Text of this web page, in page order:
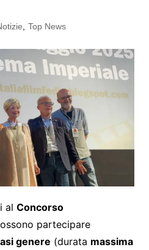
Top News
al Concorso
partecipare
genere (durata massima